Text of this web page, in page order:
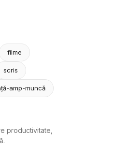
filme
scris
amp-muncă
productivitate,